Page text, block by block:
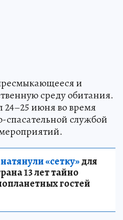
и
среду обитания.
июня во время
спасательной службой
«сетку»для
13 лет тайно
гостей